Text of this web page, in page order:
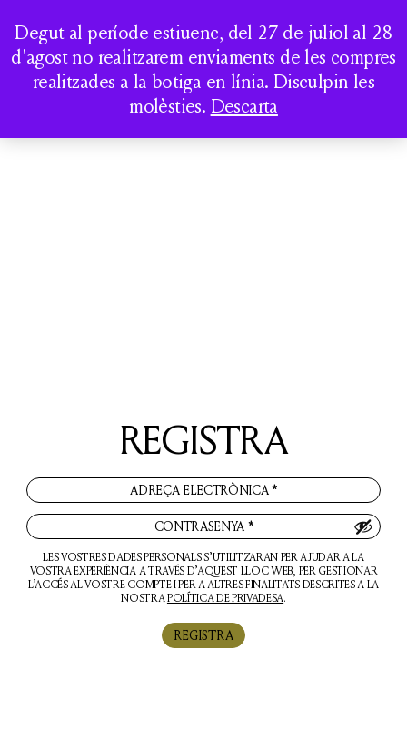
COMPTE
REGISTRA
ADREÇA ELECTRÒNICA*
CONTRASENYA *
LES VOSTRES DADES PERSONALS S’UTILITZARAN PER AJUDAR A LA
VOSTRA EXPERIÈNCIA A TRAVÉS D’AQUEST LLOC WEB, PER GESTIONAR
L’ACCÉS AL VOSTRE COMPTE I PER A ALTRES FINALITATS DESCRITES A LA
NOSTRAPOLÍTICA DE PRIVADESA.
REGISTRA
Degut al període estiuenc, del 27 de juliol al 28
d'agost no realitzarem enviaments de les compres
realitzades a la botiga en línia. Disculpin les
molèsties. Descarta